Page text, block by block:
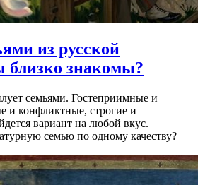
из русской
близко знакомы?
семьями. Гостеприимные и
и конфликтные, строгие и
вариант на любой вкус.
семью по одному качеству?